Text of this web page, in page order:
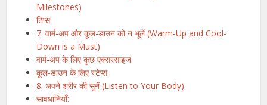
Milestones)
टिप्स:
7. वार्म-अप और कूल-डाउन को न भूलें (Warm-Up and Cool-
Down is a Must)
वार्म-अप के लिए कुछ एक्सरसाइज:
कूल-डाउन के लिए स्टेप्स:
8. अपने शरीर की सुनें (Listen to Your Body)
सावधानियाँ: